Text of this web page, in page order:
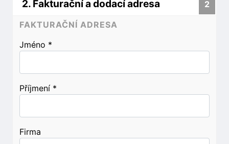
2
2. Fakturační a dodací adresa
FAKTURAČNÍ ADRESA
Jméno *
Příjmení *
Firma